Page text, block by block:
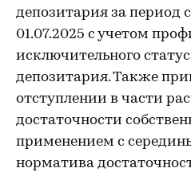
депозитария за период
01.07.2025 с учетом
исключительного
депозитария. Также
отступлении в части
достаточности
применением с
норматива